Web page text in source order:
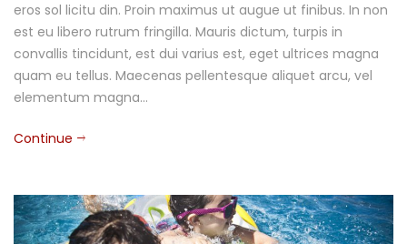
eros sol licitu din. Proin maximus ut augue ut finibus. In non
est eu libero rutrum fringilla. Mauris dictum, turpis in
convallis tincidunt, est dui varius est, eget ultrices magna
quam eu tellus. Maecenas pellentesque aliquet arcu, vel
elementum magna…
Continue